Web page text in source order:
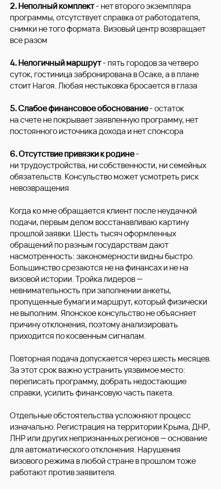
2. Неполный комплект- нет второго экземпляра
программы, отсутствует справка от работодателя,
снимки не того формата. Визовый центр возвращает
все разом
4. Нелогичный маршрут- пять городов за четверо
суток, гостиница забронирована в Осаке, а в плане
стоит Нагоя. Любая нестыковка бросается в глаза
5. Слабое финансовое обоснование- остаток
на счете не покрывает заявленную программу, нет
постоянного источника дохода и нет спонсора
6. Отсутствие привязки к родине-
ни трудоустройства, ни собственности, ни семейных
обязательств. Консульство может усмотреть риск
невозвращения
Когда ко мне обращается клиент после неудачной
подачи, первым делом восстанавливаю картину
прошлой заявки. Шесть тысяч оформленных
обращений по разным государствам дают
насмотренность: закономерности видны быстро.
Большинство срезаются не на финансах и не на
визовой истории. Тройка лидеров —
невнимательность при заполнении анкеты,
пропущенные бумаги и маршрут, который физически
не выполним. Японское консульство не объясняет
причину отклонения, поэтому анализировать
приходится по косвенным сигналам.
Повторная подача допускается через шесть месяцев.
За этот срок важно устранить уязвимое место:
переписать программу, добрать недостающие
справки, усилить финансовую часть пакета.
Отдельные обстоятельства усложняют процесс
изначально. Регистрация на территории Крыма, ДНР,
ЛНР или других непризнанных регионов — основание
для автоматического отклонения. Нарушения
визового режима в любой стране в прошлом тоже
работают против заявителя.
ОСТАВЬТЕ ЗАЯВКУ
НА ОФОРМЛЕНИЕ ВИЗЫ
Ответьте на несколько вопросов и наш менеджер
свяжется с вами в ближайшее время
или свяжитесь с нами в Телеграм
Написать в Телеграм